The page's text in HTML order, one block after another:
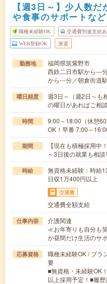
【週3日～】少人数
や食事のサポートなど
職種未経験OK 交通費別途支給あ
WEB登録OK 派遣
勤務地
福岡県筑紫野市
西鉄二日市駅から---
から---分／朝倉街道
曜日頻度
週3日～（週2日～も
の曜日があればご相
時間
9:00～18:00（休憩
OK！早番 7:00～
期間
【現在も積極採用
～3日後の就業も相談
時給
無資格未経験：時
日収1万400円以上
交通費
交通費全額支給
仕事内容
介護関連
≪お年寄りも自分も
が昼間だけ生活のサ
応募資格
職種未経験OK / ブラ
要
■無資格・未経験OK
以上採用予定！■履